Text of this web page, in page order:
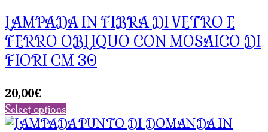
LAMPADA IN FIBRA DI VETRO E
FERRO OBLIQUO CON MOSAICO DI
FIORI CM 30
20,00€
Select options